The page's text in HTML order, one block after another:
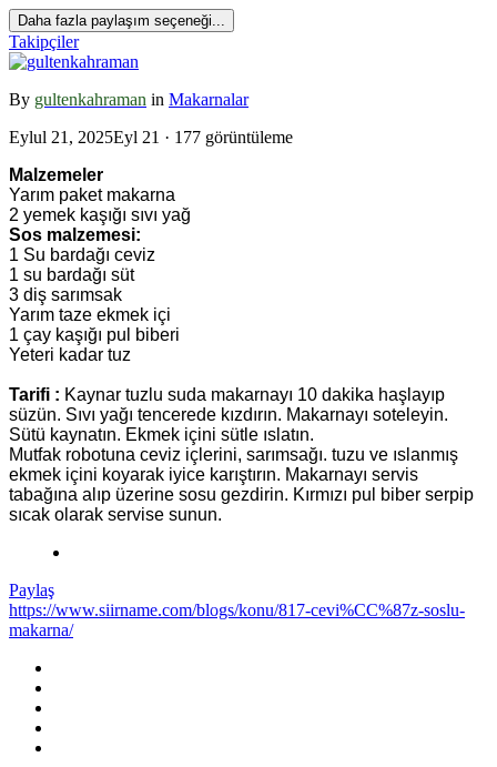
Daha fazla paylaşım seçeneği...
Takipçiler
By gultenkahraman in Makarnalar
Eylul 21, 2025Eyl 21 · 177 görüntüleme
Malzemeler
Yarım paket makarna
2 yemek kaşığı sıvı yağ
Sos malzemesi:
1 Su bardağı ceviz
1 su bardağı süt
3 diş sarımsak
Yarım taze ekmek içi
1 çay kaşığı pul biberi
Yeteri kadar tuz
Tarifi : Kaynar tuzlu suda makarnayı 10 dakika haşlayıp
süzün. Sıvı yağı tencerede kızdırın. Makarnayı soteleyin.
Sütü kaynatın. Ekmek içini sütle ıslatın.
Mutfak robotuna ceviz içlerini, sarımsağı. tuzu ve ıslanmış
ekmek içini koyarak iyice karıştırın. Makarnayı servis
tabağına alıp üzerine sosu gezdirin. Kırmızı pul biber serpip
sıcak olarak servise sunun.
Paylaş
https://www.siirname.com/blogs/konu/817-cevi%CC%87z-soslu-
makarna/
*